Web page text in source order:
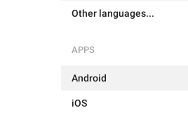
Other languages...
APPS
Android
iOS